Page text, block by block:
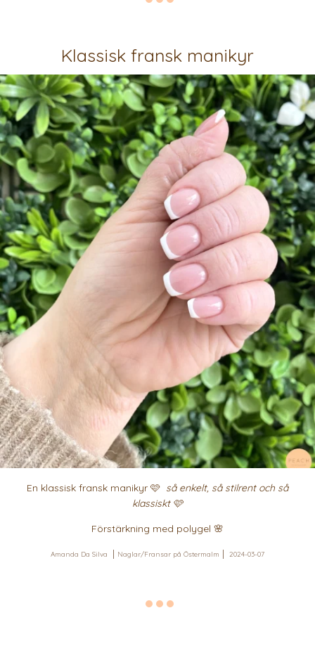
Klassisk fransk manikyr
En klassisk fransk manikyr 🩷 så enkelt, så stilrent och så
klassiskt 🩷
Förstärkning med polygel 🌸
Amanda Da Silva Naglar/Fransar på Östermalm 2024-03-07